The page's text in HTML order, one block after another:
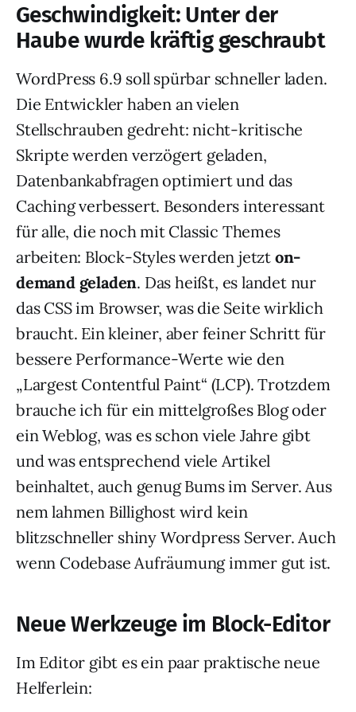
Geschwindigkeit: Unter der
Haube wurde kräftig geschraubt
WordPress 6.9 soll spürbar schneller laden.
Die Entwickler haben an vielen
Stellschrauben gedreht: nicht-kritische
Skripte werden verzögert geladen,
Datenbankabfragen optimiert und das
Caching verbessert. Besonders interessant
für alle, die noch mit Classic Themes
arbeiten: Block-Styles werden jetzt on-
demand geladen. Das heißt, es landet nur
das CSS im Browser, was die Seite wirklich
braucht. Ein kleiner, aber feiner Schritt für
bessere Performance-Werte wie den
„Largest Contentful Paint“ (LCP). Trotzdem
brauche ich für ein mittelgroßes Blog oder
ein Weblog, was es schon viele Jahre gibt
und was entsprechend viele Artikel
beinhaltet, auch genug Bums im Server. Aus
nem lahmen Billighost wird kein
blitzschneller shiny Wordpress Server. Auch
wenn Codebase Aufräumung immer gut ist.
Neue Werkzeuge im Block-Editor
Im Editor gibt es ein paar praktische neue
Helferlein: